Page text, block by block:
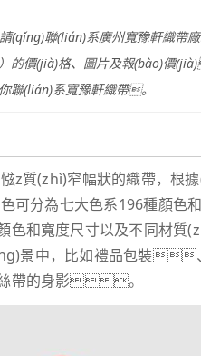
(qǐng)聯(lián)系廣州寬豫軒織帶
）的價(jià)格、圖片及報
(lián)系寬豫軒織帶。
z質(zhì)窄幅狀的織帶，根
分為七大色系196種顏色和
和寬度尺寸以及不同材質
景中，比如禮品包裝
帶的身影。